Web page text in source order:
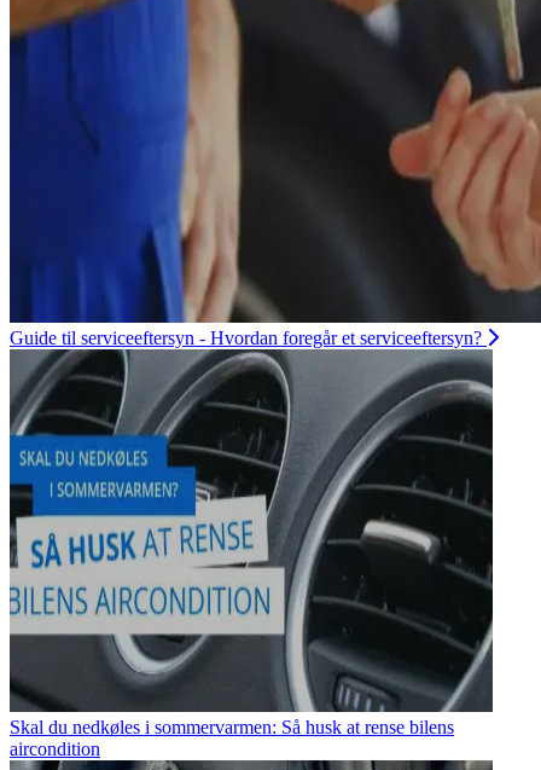
Guide til serviceeftersyn - Hvordan foregår et serviceeftersyn?
Skal du nedkøles i sommervarmen: Så husk at rense bilens
aircondition